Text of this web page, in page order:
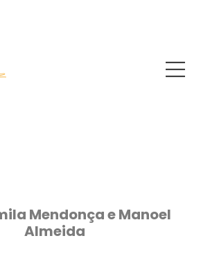
Mendonça e Manoel
Almeida